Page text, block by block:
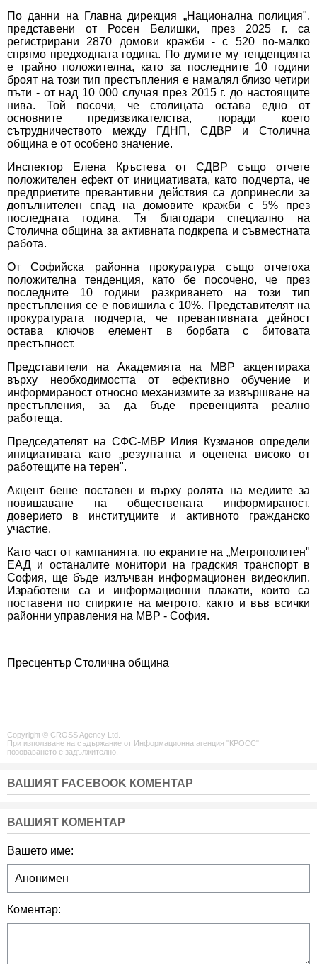
По данни на Главна дирекция „Национална полиция",
представени от Росен Белишки, през 2025 г. са
регистрирани 2870 домови кражби - с 520 по-малко
спрямо предходната година. По думите му тенденцията
е трайно положителна, като за последните 10 години
броят на този тип престъпления е намалял близо четири
пъти - от над 10 000 случая през 2015 г. до настоящите
нива. Той посочи, че столицата остава едно от
основните предизвикателства, поради което
сътрудничеството между ГДНП, СДВР и Столична
община е от особено значение.
Инспектор Елена Кръстева от СДВР също отчете
положителен ефект от инициативата, като подчерта, че
предприетите превантивни действия са допринесли за
допълнителен спад на домовите кражби с 5% през
последната година. Тя благодари специално на
Столична община за активната подкрепа и съвместната
работа.
От Софийска районна прокуратура също отчетоха
положителна тенденция, като бе посочено, че през
последните 10 години разкриването на този тип
престъпления се е повишила с 10%. Представителят на
прокуратурата подчерта, че превантивната дейност
остава ключов елемент в борбата с битовата
престъпност.
Представители на Академията на МВР акцентираха
върху необходимостта от ефективно обучение и
информираност относно механизмите за извършване на
престъпления, за да бъде превенцията реално
работеща.
Председателят на СФС-МВР Илия Кузманов определи
инициативата като „резултатна и оценена високо от
работещите на терен".
Акцент беше поставен и върху ролята на медиите за
повишаване на обществената информираност,
доверието в институциите и активното гражданско
участие.
Като част от кампанията, по екраните на „Метрополитен"
ЕАД и останалите монитори на градския транспорт в
София, ще бъде излъчван информационен видеоклип.
Изработени са и информационни плакати, които са
поставени по спирките на метрото, както и във всички
районни управления на МВР - София.
Пресцентър Столична община
Copyright © CROSS Agency Ltd.
При използване на съдържание от Информационна агенция "КРОСС"
позоваването е задължително.
ВАШИЯТ FACEBOOK КОМЕНТАР
ВАШИЯТ КОМЕНТАР
Вашето име:
Коментар: